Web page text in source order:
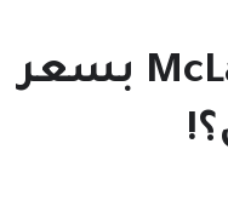
ماكلارين جي تي 2020 McLaren GT بسعر